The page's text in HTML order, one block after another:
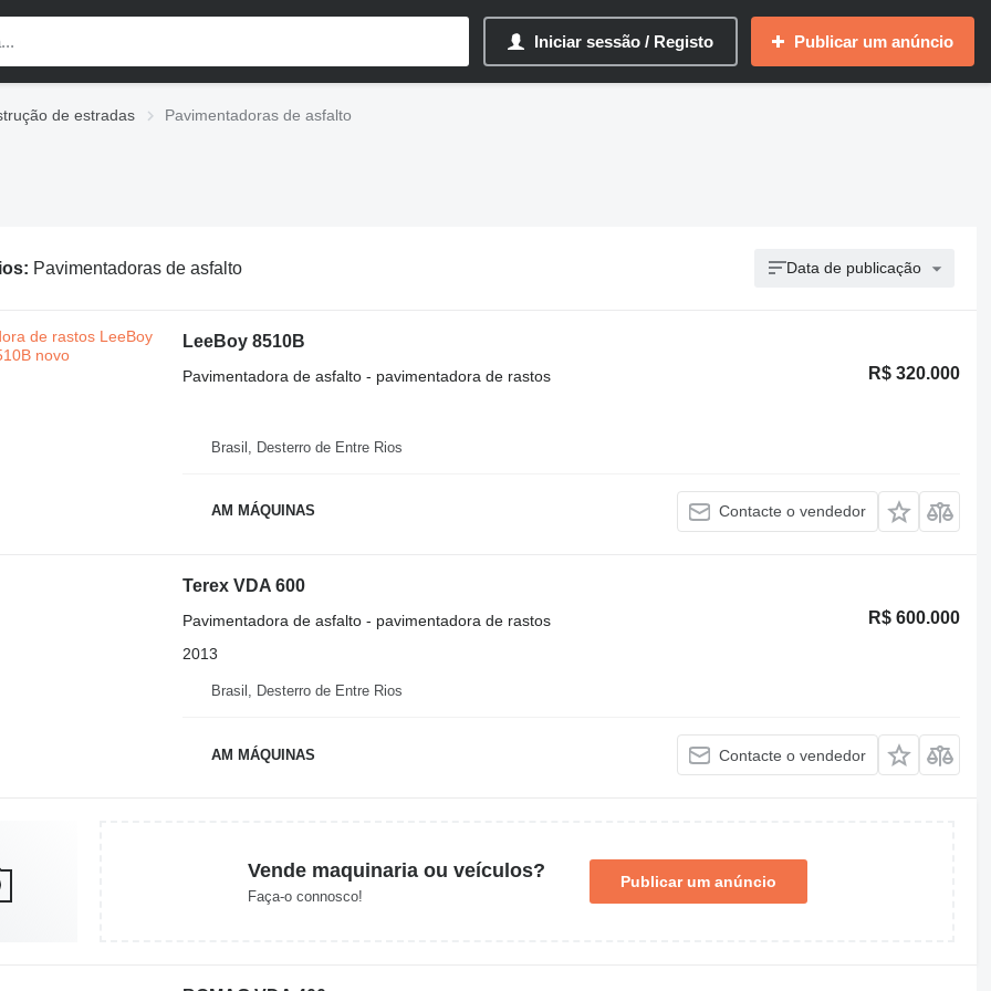
Iniciar sessão / Registo Publicar um anúncio
de estradas Pavimentadoras de asfalto
Pavimentadoras de asfalto Data de publicação
LeeBoy 8510B
R$ 320.000
Pavimentadora de asfalto - pavimentadora de rastos
Brasil, Desterro de Entre Rios
AM MÁQUINAS Contacte o vendedor
Terex VDA 600
R$ 600.000
Pavimentadora de asfalto - pavimentadora de rastos
2013
Brasil, Desterro de Entre Rios
AM MÁQUINAS Contacte o vendedor
Vende maquinaria ou veículos?
Faça-o connosco!
Publicar um anúncio